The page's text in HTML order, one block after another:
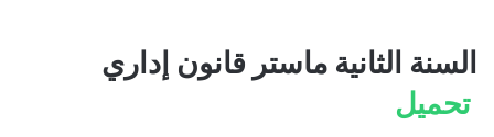
السنة الثانية ماستر قانون إداري
تحميل